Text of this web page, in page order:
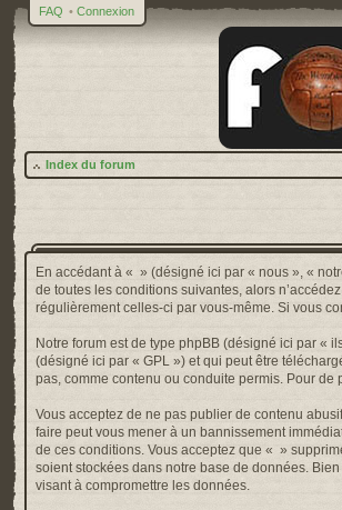
FAQ • Connexion
Index du forum
En accédant à « » (désigné ici par « nous », «
de toutes les conditions suivantes, alors
régulièrement celles-ci par vous-même. Si vous
Notre forum est de type phpBB (désigné ici par «
(désigné ici par « GPL ») et qui peut être
pas, comme contenu ou conduite permis. Pour
Vous acceptez de ne pas publier de contenu
faire peut vous mener à un bannissement
de ces conditions. Vous acceptez que « »
soient stockées dans notre base de données.
visant à compromettre les données.